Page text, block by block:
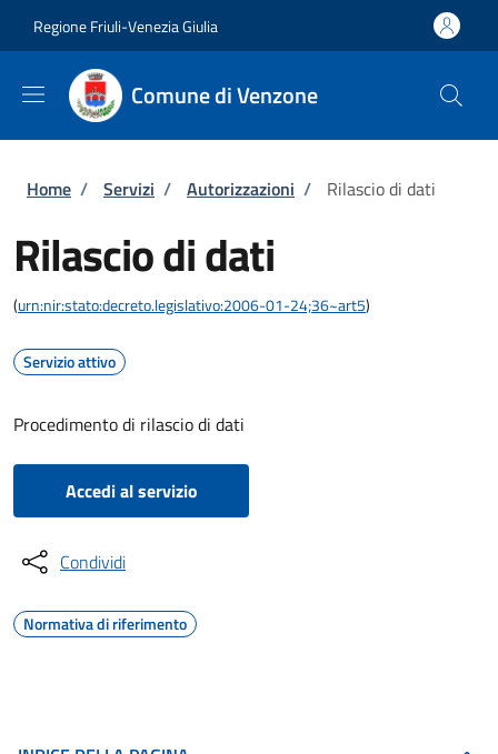
Regione Friuli-Venezia Giulia
Comune di Venzone
Briciole di pane
Home / Servizi / Autorizzazioni / Rilascio di dati
Rilascio di dati
(urn:nir:stato:decreto.legislativo:2006-01-24;36~art5)
Servizio attivo
Procedimento di rilascio di dati
Accedi al servizio
Condividi
Normativa di riferimento